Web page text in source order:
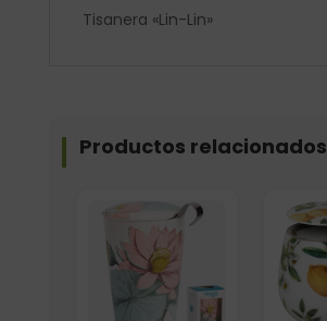
Tisanera «Lin-Lin»
Productos relacionados